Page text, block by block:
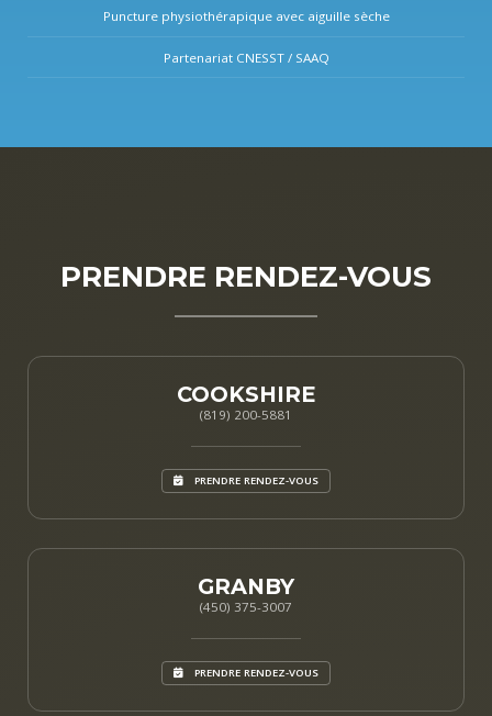
Puncture physiothérapique avec aiguille sèche
Partenariat CNESST / SAAQ
PRENDRE RENDEZ-VOUS
COOKSHIRE
(819) 200-5881
PRENDRE RENDEZ-VOUS
GRANBY
(450) 375-3007
PRENDRE RENDEZ-VOUS